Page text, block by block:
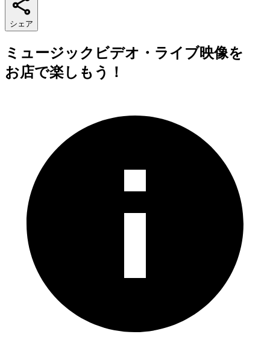
シェア
ミュージックビデオ・ライブ映像を
お店で楽しもう！